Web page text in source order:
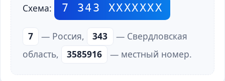
Схема: 7 343 ХХХХХХХ
7 — Россия, 343
— Свердловская
область,
3585916 — местный номер.